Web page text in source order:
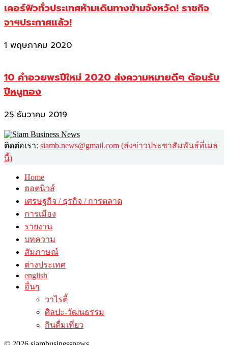
เคอร์ฟิวทั่วประเทศห้ามเดินทางข้ามจังหวัด! ราชกิจ
จาฯประกาศแล้ว!
1 พฤษภาคม 2020
10 คำอวยพรปีใหม่ 2020 ส่งความหมายดีๆ ต้อนรับ
ปีหนูทอง
25 ธันวาคม 2019
ติดต่อเรา: siamb.news@gmail.com (ส่งข่าวประชาสัมพันธ์ที่เมล
นี้)
Home
ฮอตนิวส์
เศรษฐกิจ / ธุรกิจ / การตลาด
การเมือง
รายงาน
บทความ
สัมภาษณ์
ต่างประเทศ
english
อื่นๆ
วาไรตี้
ศิลปะ-วัฒนธรรม
กินดื่มเที่ยว